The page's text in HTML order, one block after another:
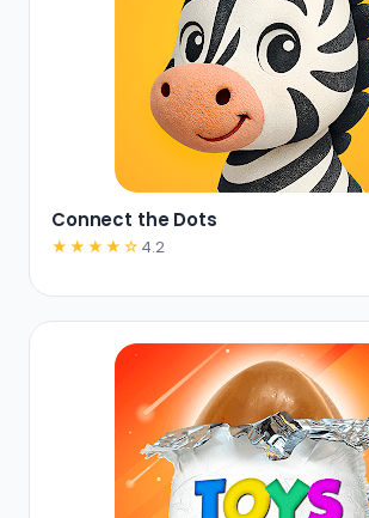
Connect the Dots
★★★★☆ 4.2